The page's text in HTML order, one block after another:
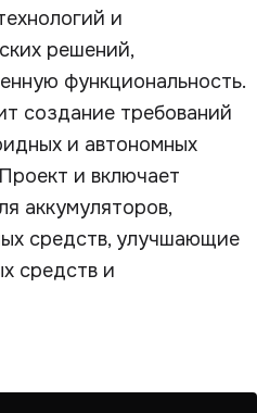
и
решений,
функциональность.
создание требований
и автономных
и включает
аккумуляторов,
средств, улучшающие
средств и